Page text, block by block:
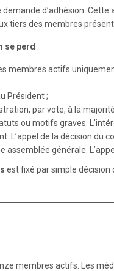
demande d’adhésion.
tiers des membres
se perd :
membres actifs
Président ;
par vote, à la
ou motifs graves.
L’appel de la décision du
assemblée générale.
est fixé par simple décision
membres actifs. Les